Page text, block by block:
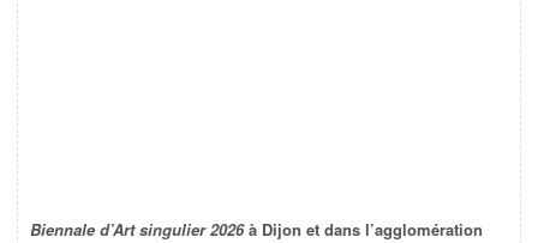
Biennale d’Art singulier 2026à Dijon et dans l’agglomération